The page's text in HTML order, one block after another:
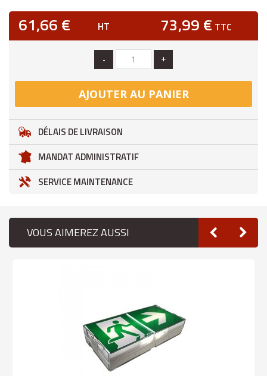
61,66 € HT 73,99 € TTC
- +
AJOUTER AU PANIER
DÉLAIS DE LIVRAISON
MANDAT ADMINISTRATIF
SERVICE MAINTENANCE
VOUS AIMEREZ AUSSI